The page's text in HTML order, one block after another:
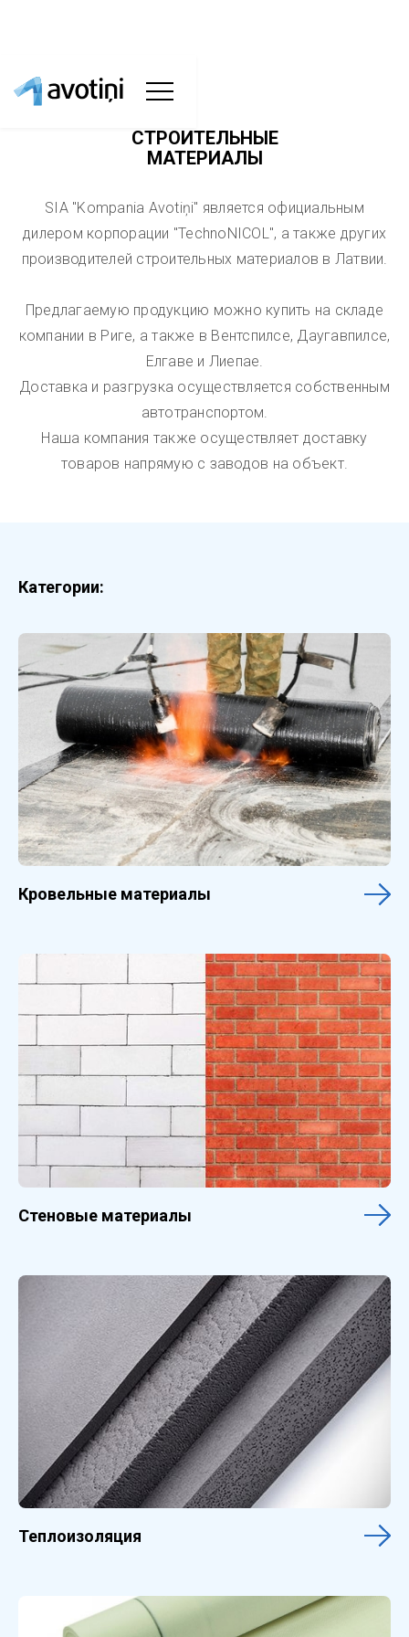
СТРОИТЕЛЬНЫЕ
МАТЕРИАЛЫ
SIA "Kompania Avotiņi" является официальным
дилером корпорации "TechnoNICOL", а также других
производителей строительных материалов в Латвии.
Предлагаемую продукцию можно купить на складе
компании в Риге, а также в Вентспилсе, Даугавпилсе,
Елгаве и Лиепае.
Доставка и разгрузка осуществляется собственным
автотранспортом.
Наша компания также осуществляет доставку
товаров напрямую с заводов на объект.
Категории:
Кровельные материалы
Стеновые материалы
Теплоизоляция